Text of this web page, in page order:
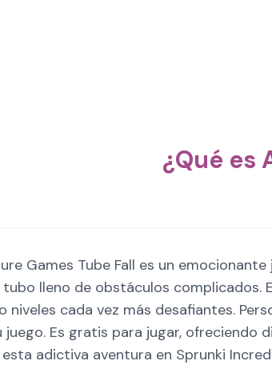
¿Qué es
Games Tube Fall es un
tubo lleno de obstáculos complicados.
niveles cada vez más desafiantes.
Es gratis para jugar, ofreciendo
adictiva aventura en Sprunki